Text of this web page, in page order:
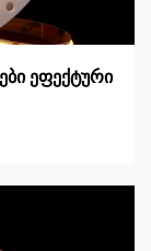
ეფექტური